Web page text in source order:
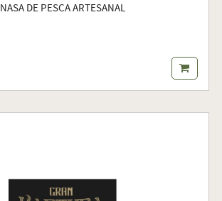
NASA DE PESCA ARTESANAL